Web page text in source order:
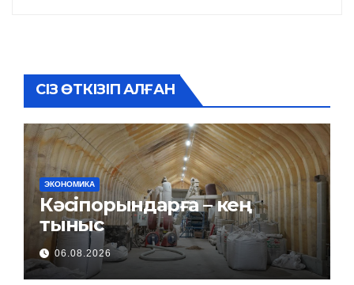
СІЗ ӨТКІЗІП АЛҒАН
ЭКОНОМИКА
Кәсіпорындарға – кең
тыныс
06.08.2026